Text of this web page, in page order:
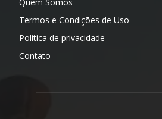
Termos e Condições de Uso
Política de privacidade
Contato